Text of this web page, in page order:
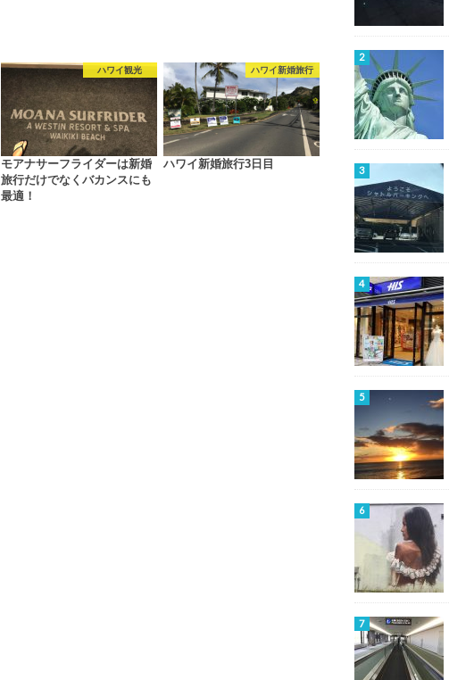
ハワイ観光
モアナサーフライダーは新婚
旅行だけでなくバカンスにも
最適！
ハワイ新婚旅行
ハワイ新婚旅行3日目